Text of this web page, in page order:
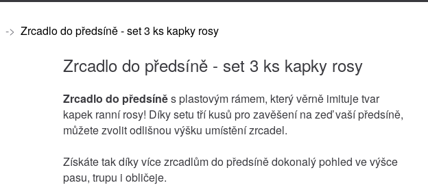
-> Zrcadlo do předsíně - set 3 ks kapky rosy
Zrcadlo do předsíně - set 3 ks kapky rosy
Zrcadlo do předsíněs plastovým rámem, který věrně imituje tvar
kapek ranní rosy! Díky setu tří kusů pro zavěšení na zeď vaší předsíně,
můžete zvolit odlišnou výšku umístění zrcadel.
Získáte tak díky více zrcadlům do předsíně dokonalý pohled ve výšce
pasu, trupu i obličeje.